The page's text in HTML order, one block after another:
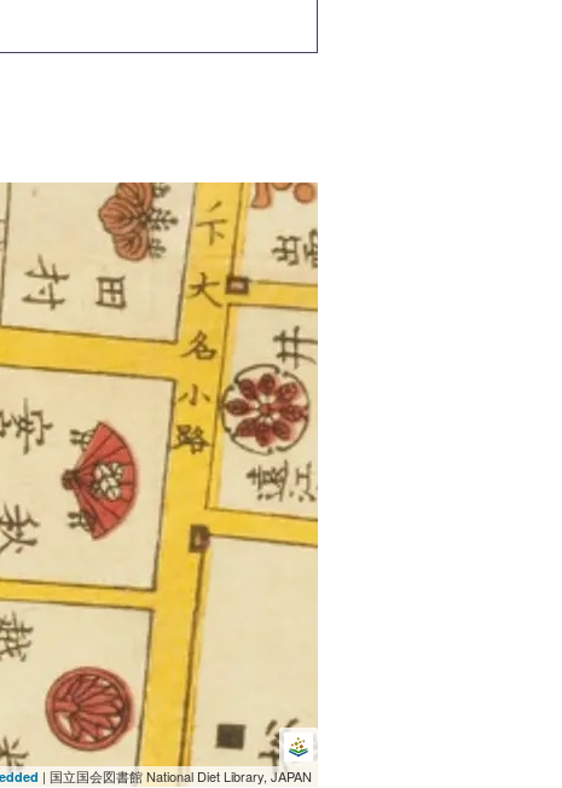
| 国立国会図書館 National Diet Library, JAPAN